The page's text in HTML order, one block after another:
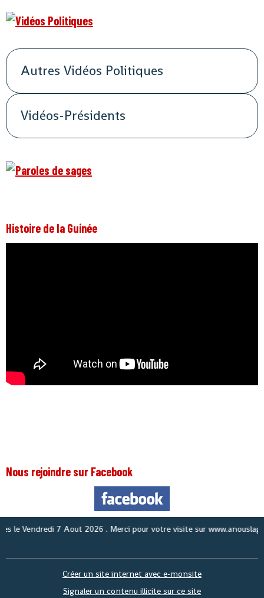
Autres Vidéos Politiques
Vidéos-Présidents
Histoire de la Guinée
Nous rejoindre sur Facebook
Créer un site internet avec e-monsite
Signaler un contenu illicite sur ce site